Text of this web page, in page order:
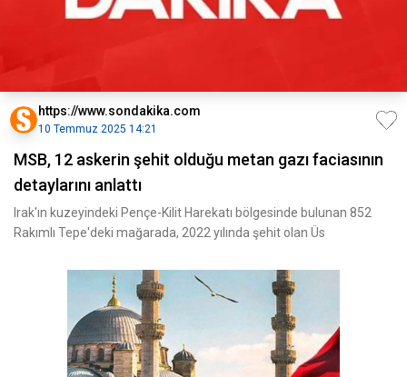
https://www.sondakika.com
10 Temmuz 2025 14:21
MSB, 12 askerin şehit olduğu metan gazı faciasının
detaylarını anlattı
Irak'ın kuzeyindeki Pençe-Kilit Harekatı bölgesinde bulunan 852
Rakımlı Tepe'deki mağarada, 2022 yılında şehit olan Üs